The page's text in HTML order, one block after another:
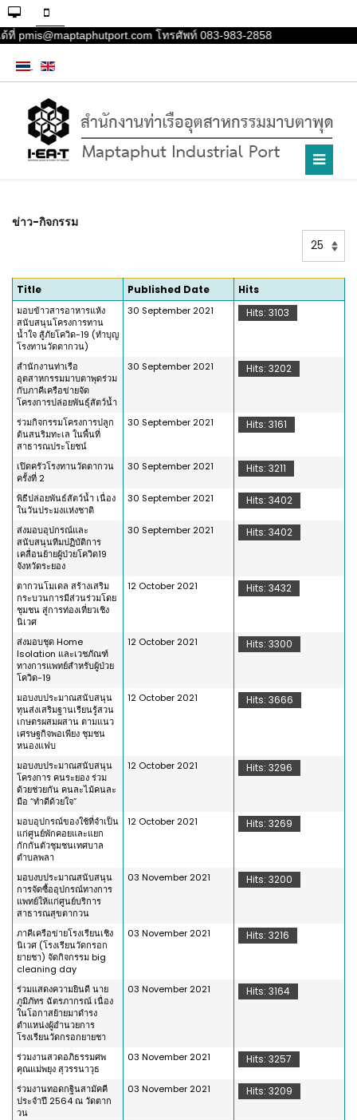
โทรศัพท์ 083-983-2858
ข่าว-กิจกรรม
Display
#
Title Published Date Hits
มอบข้าวสารอาหารแห้ง
สนับสนุนโครงการทาน
น้ำใจ สู้ภัยโควิด-19 (ทำบุญ
โรงทานวัดตากวน)
30 September 2021 Hits: 3103
สำนักงานท่าเรือ
อุตสาหกรรมมาบตาพุดร่วม
กับภาคีเครือข่ายจัด
โครงการปล่อยพันธุ์สัตว์น้ำ
30 September 2021 Hits: 3202
ร่วมกิจกรรมโครงการปลูก
ต้นสนริมทะเล ในพื้นที่
สาธารณประโยชน์
30 September 2021 Hits: 3161
เปิดครัวโรงทานวัดตากวน
ครั้งที่ 2
30 September 2021 Hits: 3211
พิธีปล่อยพันธ์สัตว์น้ำ เนื่อง
ในวันประมงแห่งชาติ
30 September 2021 Hits: 3402
ส่งมอบอุปกรณ์และ
สนับสนุนทีมปฏิบัติการ
เคลื่อนย้ายผู้ป่วยโควิด19
จังหวัดระยอง
30 September 2021 Hits: 3402
ตากวนโมเดล สร้างเสริม
กระบวนการมีส่วนร่วมโดย
ชุมชน สู่การท่องเที่ยวเชิง
นิเวศ
12 October 2021 Hits: 3432
ส่งมอบชุด Home
Isolation และเวชภัณฑ์
ทางการแพทย์สำหรับผู้ป่วย
โควิด-19
12 October 2021 Hits: 3300
มอบงบประมาณสนับสนุน
ทุนส่งเสริมฐานเรียนรู้สวน
เกษตรผสมผสาน ตามแนว
เศรษฐกิจพอเพียง ชุมชน
หนองแฟบ
12 October 2021 Hits: 3666
มอบงบประมาณสนับสนุน
โครงการ คนระยอง ร่วม
ด้วยช่วยกัน คนละไม้คนละ
มือ “ทำดีด้วยใจ”
12 October 2021 Hits: 3296
มอบอุปกรณ์ของใช้ที่จำเป็น
แก่ศูนย์พักคอยและแยก
กักกันตัวชุมชนเทศบาล
ตำบลพลา
12 October 2021 Hits: 3269
มอบงบประมาณสนับสนุน
การจัดซื้ออุปกรณ์ทางการ
แพทย์ให้แก่ศูนย์บริการ
สาธารณสุขตากวน
03 November 2021 Hits: 3200
ภาคีเครือข่ายโรงเรียนเชิง
นิเวศ (โรงเรียนวัดกรอก
ยายชา) จัดกิจกรรม big
cleaning day
03 November 2021 Hits: 3216
ร่วมแสดงความยินดี นาย
ภูมิภัทร ฉัตรภากรณ์ เนื่อง
ในโอกาสย้ายมาดำรง
ตำแหน่งผู้อำนวยการ
โรงเรียนวัดกรอกยายชา
03 November 2021 Hits: 3164
ร่วมงานสวดอภิธรรมศพ
คุณแม่พยุง สุวรรนาวุธ
03 November 2021 Hits: 3257
ร่วมงานทอดกฐินสามัคคี
ประจำปี 2564 ณ วัดตาก
วน
03 November 2021 Hits: 3209